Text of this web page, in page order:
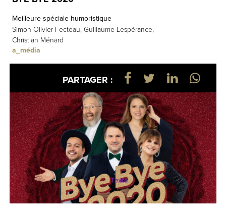
Meilleure spéciale humoristique
Simon Olivier Fecteau, Guillaume Lespérance,
Christian Ménard
a_média
PARTAGER :